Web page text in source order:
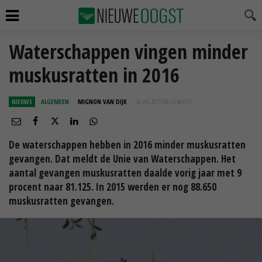
Waterschappen vingen minder
muskusratten in 2016
NIEUWS ALGEMEEN MIGNON VAN DIJK 30 JAN 2017 OM 13:46
De waterschappen hebben in 2016 minder muskusratten
gevangen. Dat meldt de Unie van Waterschappen. Het
aantal gevangen muskusratten daalde vorig jaar met 9
procent naar 81.125. In 2015 werden er nog 88.650
muskusratten gevangen.